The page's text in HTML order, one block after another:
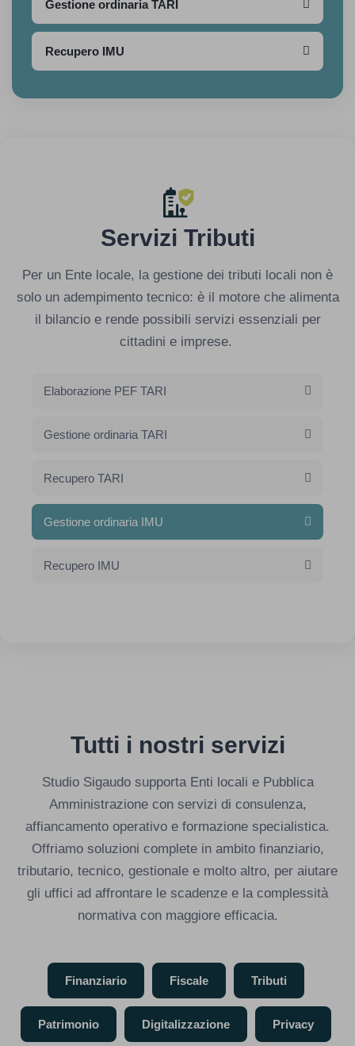
Gestione ordinaria TARI
Recupero IMU
Servizi Tributi
Per un Ente locale, la gestione dei tributi locali non è
solo un adempimento tecnico: è il motore che alimenta
il bilancio e rende possibili servizi essenziali per
cittadini e imprese.
Elaborazione PEF TARI
Gestione ordinaria TARI
Recupero TARI
Gestione ordinaria IMU
Recupero IMU
Tutti i nostri servizi
Studio Sigaudo supporta Enti locali e Pubblica
Amministrazione con servizi di consulenza,
affiancamento operativo e formazione specialistica.
Offriamo soluzioni complete in ambito finanziario,
tributario, tecnico, gestionale e molto altro, per aiutare
gli uffici ad affrontare le scadenze e la complessità
normativa con maggiore efficacia.
Finanziario Fiscale Tributi
Patrimonio Digitalizzazione Privacy